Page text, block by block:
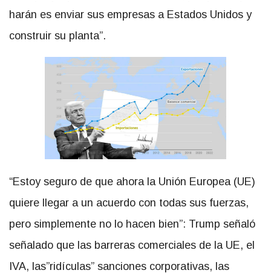
harán es enviar sus empresas a Estados Unidos y
construir su planta”.
“Estoy seguro de que ahora la Unión Europea (UE)
quiere llegar a un acuerdo con todas sus fuerzas,
pero simplemente no lo hacen bien”: Trump señaló
señalado que las barreras comerciales de la UE, el
IVA, las”ridículas” sanciones corporativas, las